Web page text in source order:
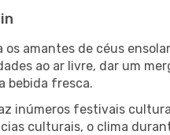
os amantes de céus
ao ar livre, dar um
bebida fresca.
inúmeros festivais
culturais, o clima